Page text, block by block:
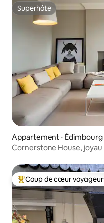
Superhôte
Superhôte
Appartement ⋅ Édimbourg
Cornerstone House, joyau
Coups de cœur
Coup de cœur